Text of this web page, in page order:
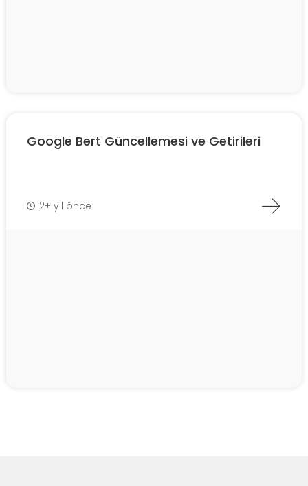
Google Bert Güncellemesi ve Getirileri
2+ yıl önce